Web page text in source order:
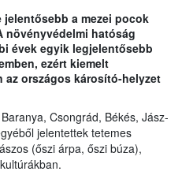
a mezei pocok
növényvédelmi hatóság
évek egyik legjelentősebb
ezért kiemelt
országos károsító-helyzet
Csongrád, Békés, Jász-
jelentettek tetemes
(őszi árpa, őszi búza),